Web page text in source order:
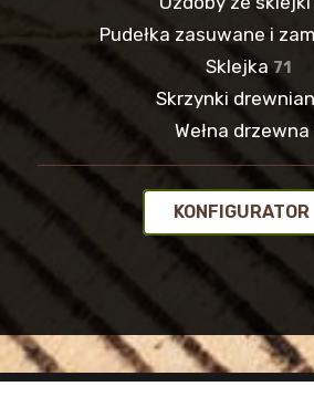
Pudełka zasuwane i
Sklejka 71
Skrzynki
Wełna drzewna
KONFIGURATOR